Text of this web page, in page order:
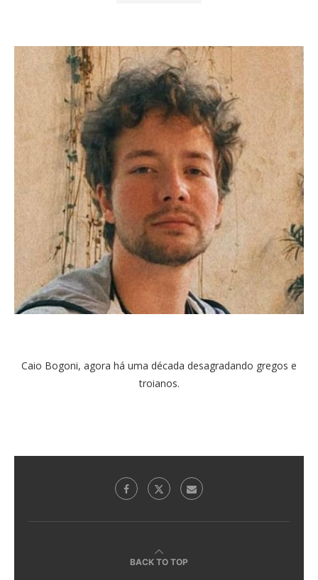
Caio Bogoni, agora há uma década desagradando gregos e
troianos.
BACK TO TOP